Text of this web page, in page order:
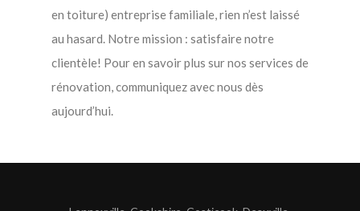
en toiture) entreprise familiale, rien n’est laissé
au hasard. Notre mission : satisfaire notre
clientèle! Pour en savoir plus sur nos services de
rénovation, communiquez avec nous dès
aujourd’hui.